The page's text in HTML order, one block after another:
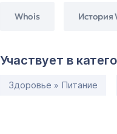
Whois История
Участвует в
Здоровье » Питание